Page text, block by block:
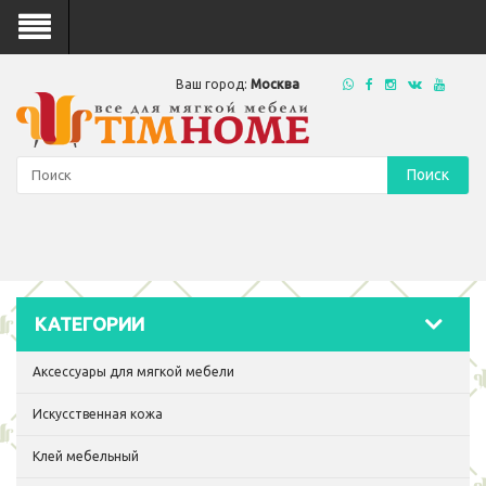
Ваш город: Москва
Поиск
КАТЕГОРИИ
Аксессуары для мягкой мебели
Искусственная кожа
Клей мебельный